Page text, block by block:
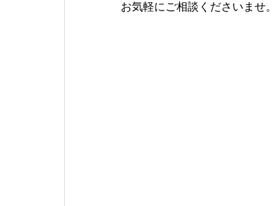
お気軽にご相談くださいませ。